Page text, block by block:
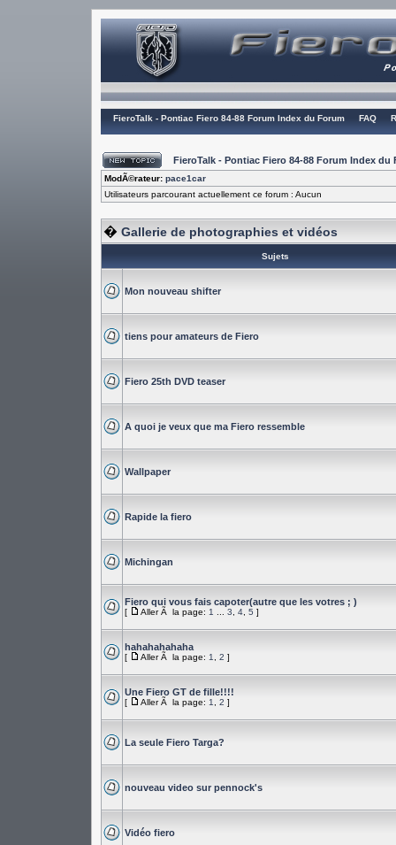
FieroTalk - Pontiac Fiero 84-88 Forum Index du Forum FAQ
FieroTalk - Pontiac Fiero 84-88 Forum Index du
ModÃ©rateur: pace1car
Utilisateurs parcourant actuellement ce forum : Aucun
� Gallerie de photographies et vidéos
Sujets
Mon nouveau shifter
tiens pour amateurs de Fiero
Fiero 25th DVD teaser
A quoi je veux que ma Fiero ressemble
Wallpaper
Rapide la fiero
Michingan
Fiero qui vous fais capoter(autre que les votres ; )
[ Aller Ã la page: 1 3 4, 5 ]
hahahahahaha
[ Aller Ã la page: 1 2 ]
Une Fiero GT de fille!!!!
[ Aller Ã la page: 1 2 ]
La seule Fiero Targa?
nouveau video sur pennock's
Vidéo fiero